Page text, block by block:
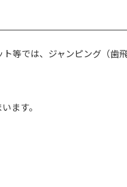
等では、ジャンピング（歯
ます。